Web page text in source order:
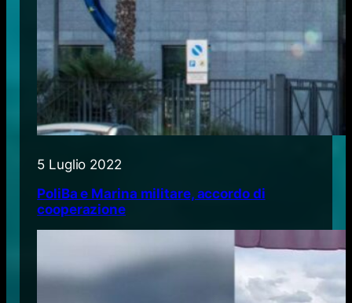
5 Luglio 2022
PoliBa e Marina militare, accordo di
cooperazione